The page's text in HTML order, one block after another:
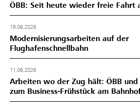
ÖBB: Seit heute wieder freie Fahrt
19.06.2026
Modernisierungsarbeiten auf der
Flughafenschnellbahn
11.06.2026
Arbeiten wo der Zug hält: ÖBB und
zum Business-Frühstück am